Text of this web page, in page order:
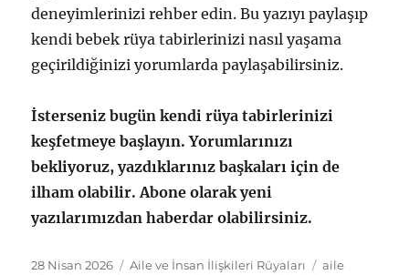
deneyimlerinizi rehber edin. Bu yazıyı paylaşıp
kendi bebek rüya tabirlerinizi nasıl yaşama
geçirildiğinizi yorumlarda paylaşabilirsiniz.
İsterseniz bugün kendi rüya tabirlerinizi
keşfetmeye başlayın. Yorumlarınızı
bekliyoruz, yazdıklarınız başkaları için de
ilham olabilir. Abone olarak yeni
yazılarımızdan haberdar olabilirsiniz.
Yayın
28 Nisan 2026 Kategoriler
Aile ve İnsan İlişkileri Rüyaları Etiketler
aile